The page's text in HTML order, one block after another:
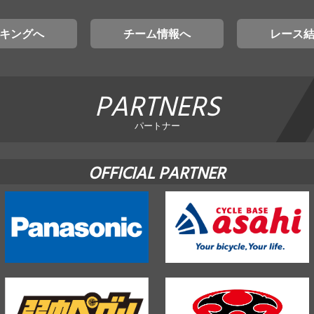
ングへ チーム情報へ レース
PARTNERS
パートナー
OFFICIAL PARTNER